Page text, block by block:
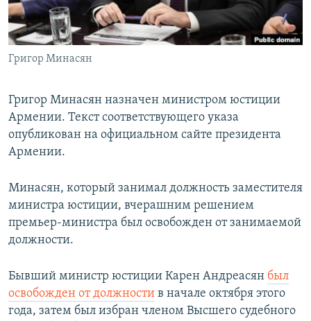
Հայերեն
English
Все сайты Радио Азатутюн
Григор Минасян
Григор Минасян назначен министром юстиции
Армении. Текст соответствующего указа
опубликован на официальном сайте президента
Армении.
Минасян, который занимал должность заместителя
министра юстиции, вчерашним решением
премьер-министра был освобожден от занимаемой
должности.
Бывший министр юстиции Карен Андреасян был
освобожден от должности в начале октября этого
года, затем был избран членом Высшего судебного